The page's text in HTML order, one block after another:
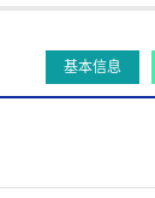
基本信息